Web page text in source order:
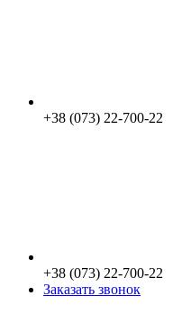
+38 (073) 22-700-22
+38 (073) 22-700-22
Заказать звонок